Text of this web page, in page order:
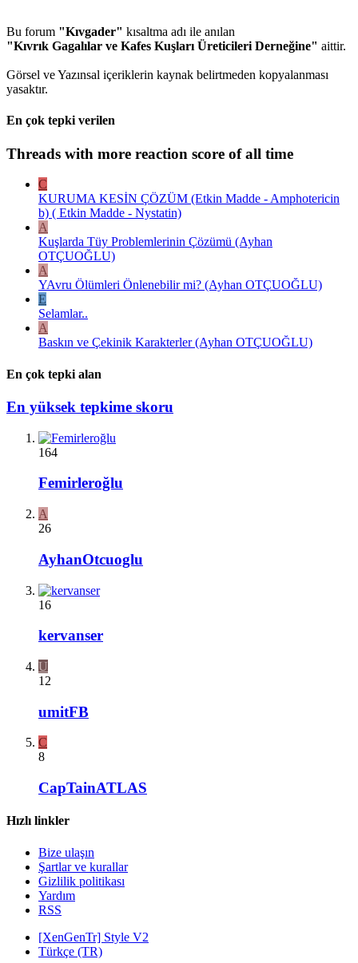
Bu forum "Kıvgader" kısaltma adı ile anılan
"Kıvrık Gagalılar ve Kafes Kuşları Üreticileri Derneğine" aittir.
Görsel ve Yazınsal içeriklerin kaynak belirtmeden kopyalanması
yasaktır.
En çok tepki verilen
Threads with more reaction score of all time
C
KURUMA KESİN ÇÖZÜM (Etkin Madde - Amphotericin
b) ( Etkin Madde - Nystatin)
A
Kuşlarda Tüy Problemlerinin Çözümü (Ayhan
OTÇUOĞLU)
A
YAvru Ölümleri Önlenebilir mi? (Ayhan OTÇUOĞLU)
E
Selamlar..
A
Baskın ve Çekinik Karakterler (Ayhan OTÇUOĞLU)
En çok tepki alan
En yüksek tepkime skoru
164
Femirleroğlu
A
26
AyhanOtcuoglu
16
kervanser
U
12
umitFB
C
8
CapTainATLAS
Hızlı linkler
Bize ulaşın
Şartlar ve kurallar
Gizlilik politikası
Yardım
RSS
[XenGenTr] Style V2
Türkçe (TR)